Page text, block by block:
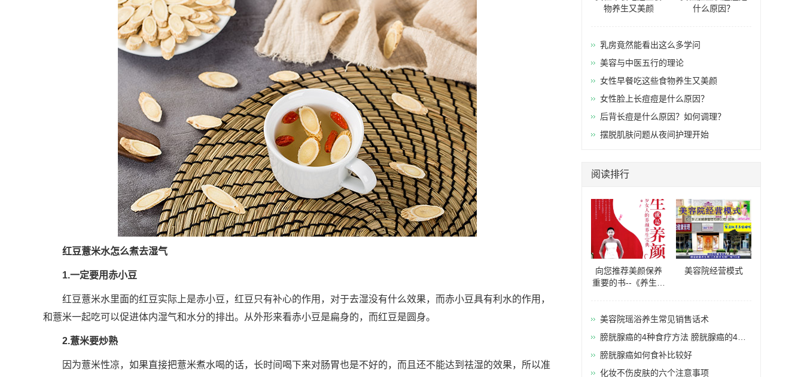
红豆薏米水怎么煮去湿气
1.一定要用赤小豆
红豆薏米水里面的红豆实际上是赤小豆，红豆只有补心的作用，对于去湿没有什么效果，而赤小豆具有利水的作用，
和薏米一起吃可以促进体内湿气和水分的排出。从外形来看赤小豆是扁身的，而红豆是圆身。
2.薏米要炒熟
因为薏米性凉，如果直接把薏米煮水喝的话，长时间喝下来对肠胃也是不好的，而且还不能达到祛湿的效果，所以准
物养生又美颜
什么原因？
乳房竟然能看出这么多学问
美容与中医五行的理论
女性早餐吃这些食物养生又美颜
女性脸上长痘痘是什么原因？
后背长痘是什么原因？如何调理？
摆脱肌肤问题从夜间护理开始
阅读排行
向您推荐美颜保养
重要的书--《养生就
美容院经营模式
美容院瑶浴养生常见销售话术
膀胱腺癌的4种食疗方法 膀胱腺癌的4种
食疗方法推荐
膀胱腺癌如何食补比较好
化妆不伤皮肤的六个注意事项